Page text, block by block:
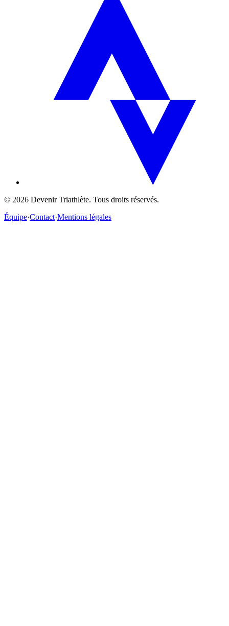
© 2026 Devenir Triathlète. Tous droits réservés.
Équipe·Contact·Mentions légales